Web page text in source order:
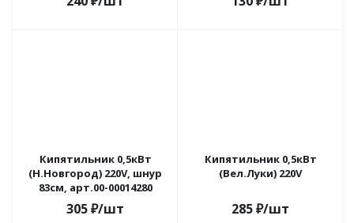
Кипятильник 0,5кВт
(Н.Новгород) 220V, шнур
83см, арт.00-00014280
305₽/шт
Кипятильник 0,5кВт
(Вел.Луки) 220V
285₽/шт